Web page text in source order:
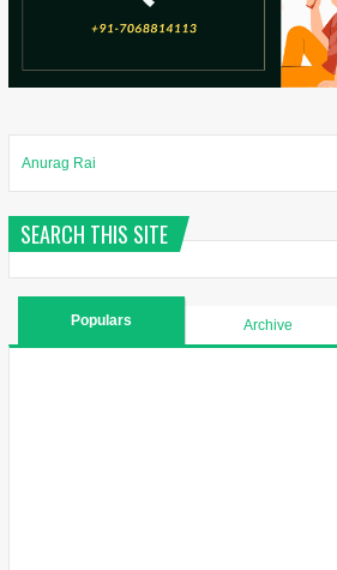
Anurag Rai
SEARCH THIS SITE
Populars Archive